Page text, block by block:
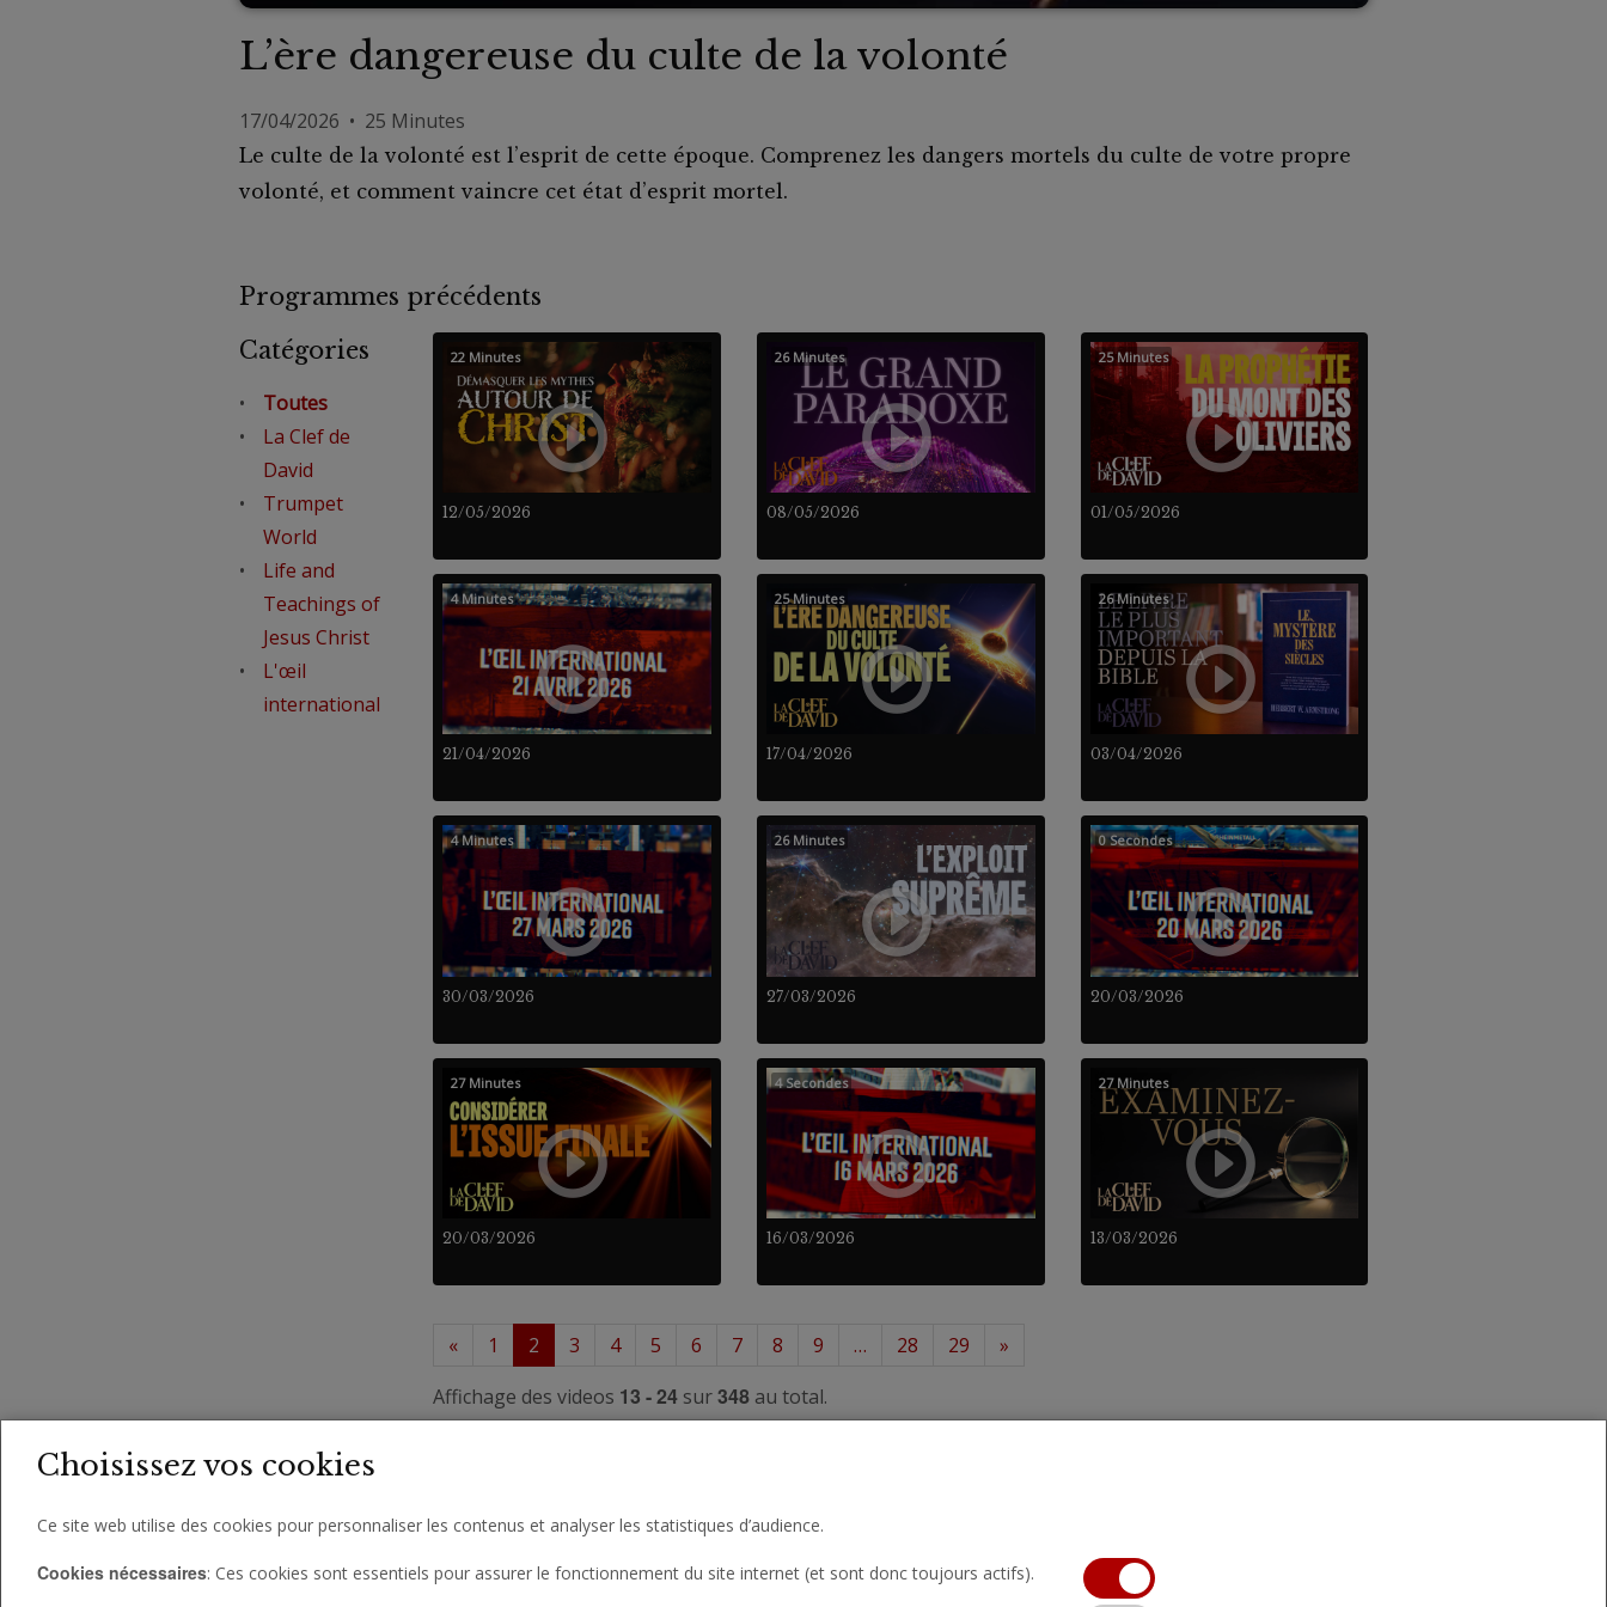
L’ère dangereuse du culte de la volonté
17/04/2026 • 25 Minutes
Le culte de la volonté est l’esprit de cette époque. Comprenez les dangers mortels du culte de votre propre
volonté, et comment vaincre cet état d’esprit mortel.
Programmes précédents
Catégories
Toutes
La Clef de
David
Trumpet
World
Life and
Teachings of
Jesus Christ
L'œil
international
12/05/2026
22 Minutes
08/05/2026
26 Minutes
01/05/2026
25 Minutes
21/04/2026
4 Minutes
17/04/2026
25 Minutes
03/04/2026
26 Minutes
30/03/2026
4 Minutes
27/03/2026
26 Minutes
20/03/2026
0 Secondes
20/03/2026
27 Minutes
16/03/2026
4 Secondes
13/03/2026
27 Minutes
« 1 2 3 4 5 6 7 8 9 … 28 29
»
Affichage des videos 13 - 24sur348au total.
Choisissez vos cookies
Ce site web utilise des cookies pour personnaliser les contenus et analyser les statistiques d’audience.
Cookies nécessaires: Ces cookies sont essentiels pour assurer le fonctionnement du site internet (et sont donc toujours actifs).